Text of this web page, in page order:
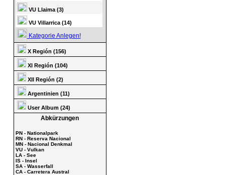
VU Llaima (3)
VU Villarrica (14)
Kategorie Anlegen!
X Región (156)
XI Región (104)
XII Región (2)
Argentinien (11)
User Album (24)
Abkürzungen
PN - Nationalpark
RN - Reserva Nacional
MN - Nacional Denkmal
VU - Vulkan
LA - See
IS - Insel
SA - Wasserfall
CA - Carretera Austral